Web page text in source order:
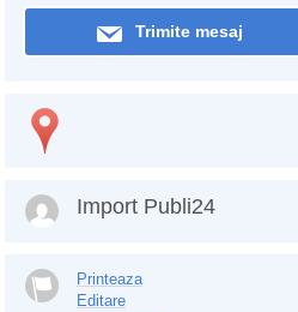
Trimite mesaj
Import Publi24
Printeaza
Editare